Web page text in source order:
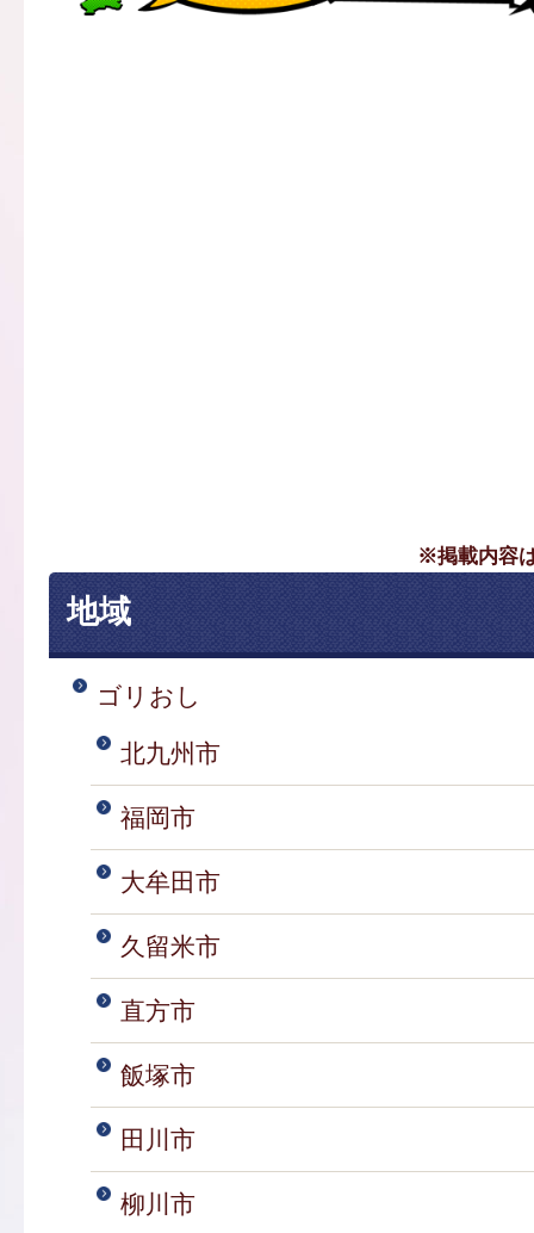
※掲載内容
地域
ゴリおし
北九州市
福岡市
大牟田市
久留米市
直方市
飯塚市
田川市
柳川市